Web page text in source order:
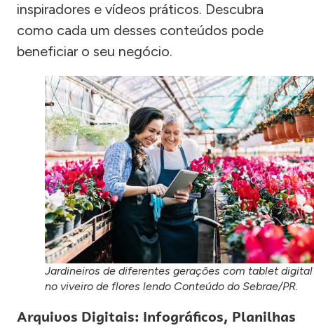
inspiradores e vídeos práticos. Descubra
como cada um desses conteúdos pode
beneficiar o seu negócio.
Jardineiros de diferentes gerações com tablet digital
no viveiro de flores lendo Conteúdo do Sebrae/PR.
Arquivos Digitais: Infográficos, Planilhas